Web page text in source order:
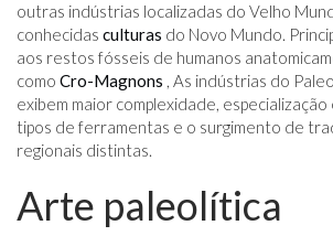
outras indústrias localizadas do Velho
conhecidas culturas do Novo Mundo.
aos restos fósseis de humanos
como Cro-Magnons , As indústrias do
exibem maior complexidade,
tipos de ferramentas e o surgimento de
regionais distintas.
Arte paleolítica